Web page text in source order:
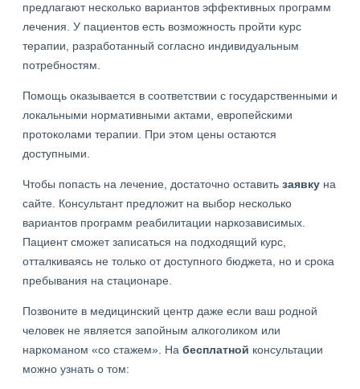
предлагают несколько вариантов эффективных программ
лечения. У пациентов есть возможность пройти курс
терапии, разработанный согласно индивидуальным
потребностям.
Помощь оказывается в соответствии с государственными и
локальными нормативными актами, европейскими
протоколами терапии. При этом цены остаются
доступными.
Чтобы попасть на лечение, достаточно оставить заявку на
сайте. Консультант предложит на выбор несколько
вариантов программ реабилитации наркозависимых.
Пациент сможет записаться на подходящий курс,
отталкиваясь не только от доступного бюджета, но и срока
пребывания на стационаре.
Позвоните в медицинский центр даже если ваш родной
человек не является запойным алкоголиком или
наркоманом «со стажем». На бесплатной консультации
можно узнать о том: